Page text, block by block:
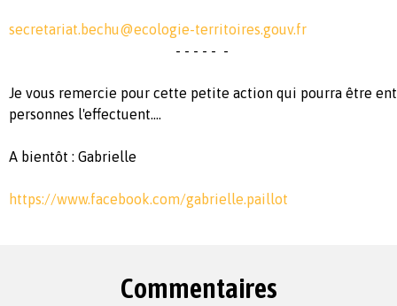
secretariat.bechu@ecologie-territoires.gouv.fr
- - - - - -
Je vous remercie pour cette petite action qui pourra être
personnes l'effectuent....
A bientôt : Gabrielle
https://www.facebook.com/gabrielle.paillot
Commentaires